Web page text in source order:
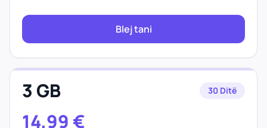
Blej tani
3 GB 30 Ditë
14.99 €